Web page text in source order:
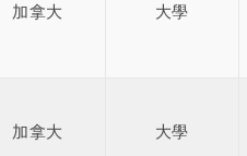
加拿大 大學
加拿大 大學